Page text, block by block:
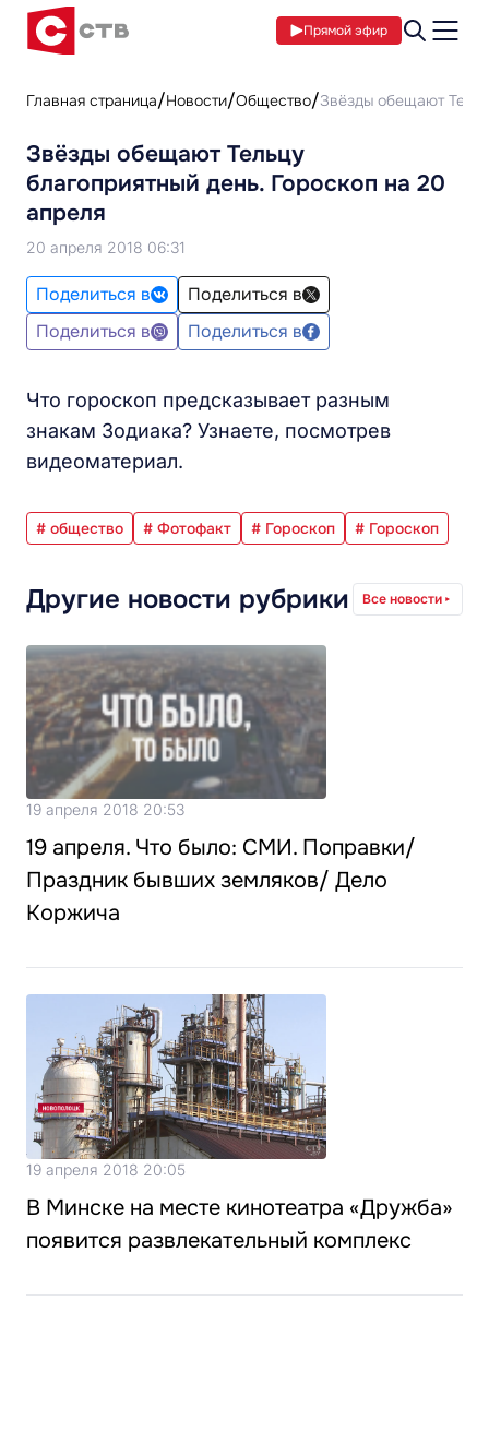
Прямой эфир
Главная страница Новости Общество Звёзды обещают
Звёзды обещают Тельцу
благоприятный день. Гороскоп на 20
апреля
20 апреля 2018 06:31
Поделиться в
Поделиться в
Поделиться в
Поделиться в
Что гороскоп предсказывает разным
знакам Зодиака? Узнаете, посмотрев
видеоматериал.
# общество # Фотофакт # Гороскоп # Гороскоп
Другие новости рубрики Все новости
19 апреля 2018 20:53
19 апреля. Что было: СМИ. Поправки/
Праздник бывших земляков/ Дело
Коржича
19 апреля 2018 20:05
В Минске на месте кинотеатра «Дружба»
появится развлекательный комплекс